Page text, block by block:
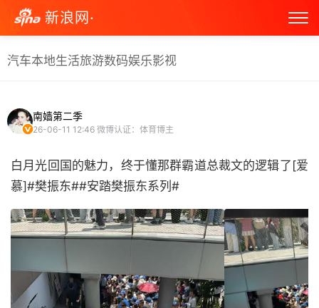
新浪网·
汽车本地生活旅游数码娱乐影视
南嫱第二季
26-06-11 12:46 微博认证：体育博主
白月光回国的魅力，终于懂那群霸道总裁文的逻辑了[爱
慕]#樊振东##安踏樊振东系列# ​